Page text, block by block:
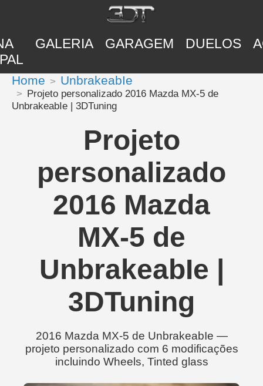
GALERIA GARAGEM DUELOS
Home UnbrakeabIe
Projeto personalizado 2016 Mazda MX-5 de
UnbrakeabIe | 3DTuning
Projeto
personalizado
2016 Mazda
MX-5 de
UnbrakeabIe |
3DTuning
2016 Mazda MX-5 de UnbrakeabIe —
projeto personalizado com 6 modificações
incluindo Wheels, Tinted glass